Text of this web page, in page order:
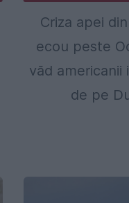
Criza apei
ecou peste
văd americanii
de pe